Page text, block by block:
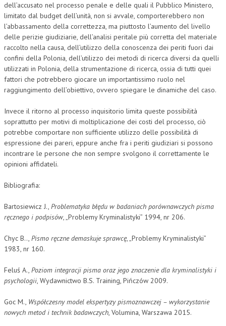
dell’accusato nel processo penale e delle quali il Pubblico Ministero,
limitato dal budget dell’unità, non si avvale, comporterebbero non
l’abbassamento della correttezza, ma piuttosto l’aumento del livello
delle perizie giudiziarie, dell’analisi peritale più corretta del materiale
raccolto nella causa, dell’utilizzo della conoscenza dei periti fuori dai
confini della Polonia, dell’utilizzo dei metodi di ricerca diversi da quelli
utilizzati in Polonia, della strumentazione di ricerca, ossia di tutti quei
fattori che potrebbero giocare un importantissimo ruolo nel
raggiungimento dell’obiettivo, ovvero spiegare le dinamiche del caso.
Invece il ritorno al processo inquisitorio limita queste possibilità
soprattutto per motivi di moltiplicazione dei costi del processo, ciò
potrebbe comportare non sufficiente utilizzo delle possibilità di
espressione dei pareri, eppure anche fra i periti giudiziari si possono
incontrare le persone che non sempre svolgono il correttamente le
opinioni affidateli.
Bibliografia:
Bartosiewicz J., Problematyka błędu w badaniach porównawczych pisma
ręcznego i podpisów, „Problemy Kryminalistyki” 1994, nr 206.
Chyc B.., Pismo ręczne demaskuje sprawcę, „Problemy Kryminalistyki”
1983, nr 160.
Feluś A., Poziom integracji pisma oraz jego znaczenie dla kryminalistyki i
psychologii, Wydawnictwo B.S. Training, Pińczów 2009.
Goc M., Współczesny model ekspertyzy pismoznawczej – wykorzystanie
nowych metod i technik badawczych, Volumina, Warszawa 2015.